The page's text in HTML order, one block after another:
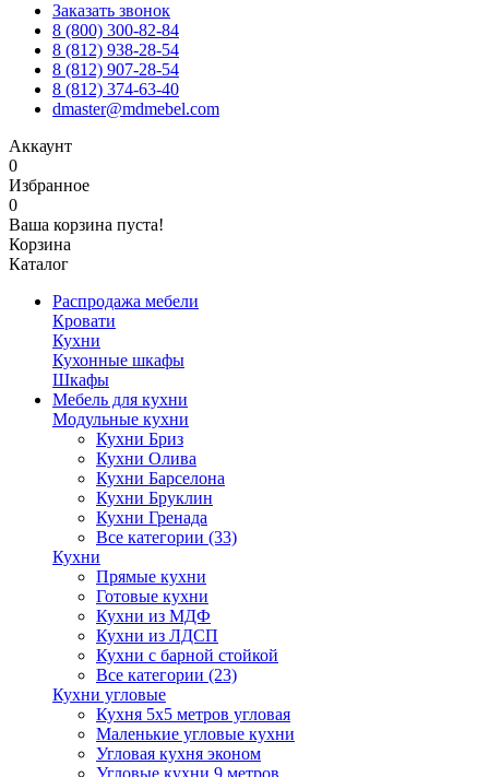
Заказать звонок
8 (800) 300-82-84
8 (812) 938-28-54
8 (812) 907-28-54
8 (812) 374-63-40
dmaster@mdmebel.com
Аккаунт
0
Избранное
0
Ваша корзина пуста!
Корзина
Каталог
Распродажа мебели
Кровати
Кухни
Кухонные шкафы
Шкафы
Мебель для кухни
Модульные кухни
Кухни Бриз
Кухни Олива
Кухни Барселона
Кухни Бруклин
Кухни Гренада
Все категории (33)
Кухни
Прямые кухни
Готовые кухни
Кухни из МДФ
Кухни из ЛДСП
Кухни с барной стойкой
Все категории (23)
Кухни угловые
Кухня 5х5 метров угловая
Маленькие угловые кухни
Угловая кухня эконом
Угловые кухни 9 метров